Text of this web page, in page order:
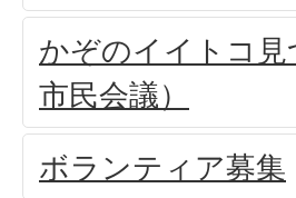
かぞのイイトコ
市民会議）
ボランティア募集